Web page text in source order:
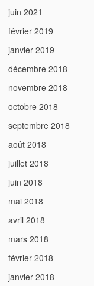
juin 2021
février 2019
janvier 2019
décembre 2018
novembre 2018
octobre 2018
septembre 2018
août 2018
juillet 2018
juin 2018
mai 2018
avril 2018
mars 2018
février 2018
janvier 2018